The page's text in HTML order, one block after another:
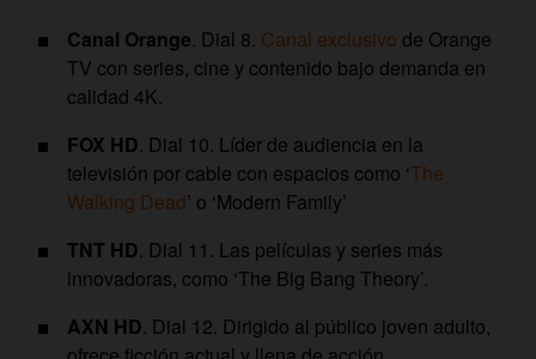
Canal Orange. Dial 8. Canal exclusivo de Orange
TV con series, cine y contenido bajo demanda en
calidad 4K.
FOX HD. Dial 10. Líder de audiencia en la
televisión por cable con espacios como ‘The
Walking Dead’ o ‘Modern Family’
TNT HD. Dial 11. Las películas y series más
innovadoras, como ‘The Big Bang Theory’.
AXN HD. Dial 12. Dirigido al público joven adulto,